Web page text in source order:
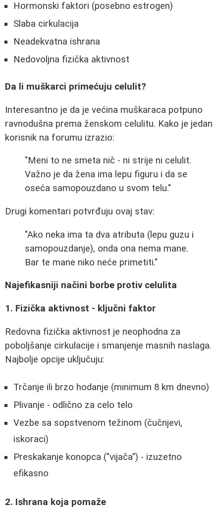
Hormonski faktori (posebno estrogen)
Slaba cirkulacija
Neadekvatna ishrana
Nedovoljna fizička aktivnost
Da li muškarci primećuju celulit?
Interesantno je da je većina muškaraca potpuno
ravnodušna prema ženskom celulitu. Kako je jedan
korisnik na forumu izrazio:
"Meni to ne smeta nič - ni strije ni celulit.
Važno je da žena ima lepu figuru i da se
oseća samopouzdano u svom telu."
Drugi komentari potvrđuju ovaj stav:
"Ako neka ima ta dva atributa (lepu guzu i
samopouzdanje), onda ona nema mane.
Bar te mane niko neće primetiti."
Najefikasniji načini borbe protiv celulita
1. Fizička aktivnost - ključni faktor
Redovna fizička aktivnost je neophodna za
poboljšanje cirkulacije i smanjenje masnih naslaga.
Najbolje opcije uključuju:
Trčanje ili brzo hodanje (minimum 8 km dnevno)
Plivanje - odlično za celo telo
Vezbe sa sopstvenom težinom (čučnjevi,
iskoraci)
Preskakanje konopca ("vijača") - izuzetno
efikasno
2. Ishrana koja pomaže